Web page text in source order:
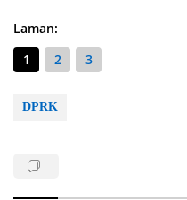
Laman:
1
2 3
DPRK